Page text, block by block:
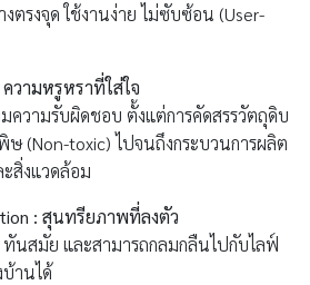
ตรงจุด ใช้งานง่าย ไม่ซับซ้อน (User-
ความหรูหราที่ใส่ใจ
ความรับผิดชอบ ตั้งแต่การคัดสรรวัตถุดิบ
ษ (Non-toxic) ไปจนถึงกระบวนการผลิต
สิ่งแวดล้อม
: สุนทรียภาพที่ลงตัว
นสมัย และสามารถกลมกลืนไปกับไลฟ์
านได้